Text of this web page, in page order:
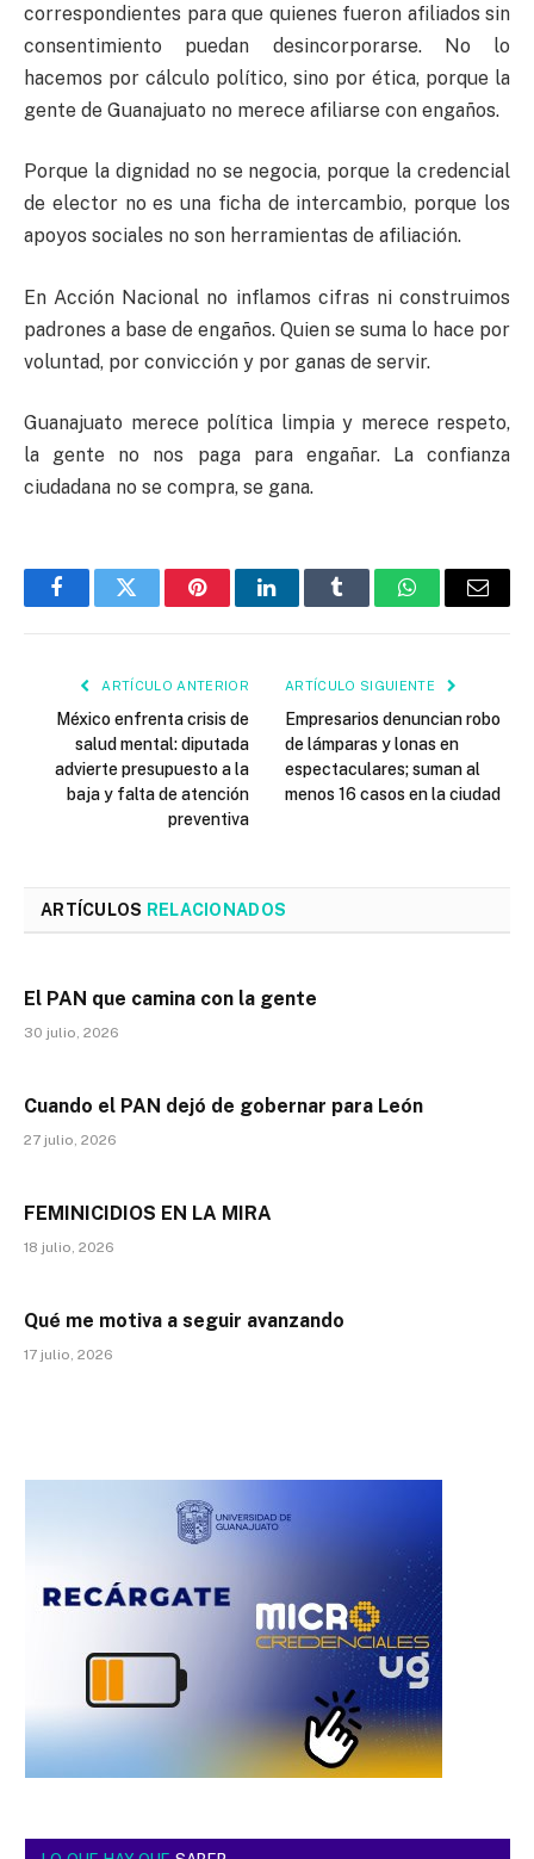
correspondientes para que quienes fueron afiliados sin
consentimiento puedan desincorporarse. No lo
hacemos por cálculo político, sino por ética, porque la
gente de Guanajuato no merece afiliarse con engaños.
Porque la dignidad no se negocia, porque la credencial
de elector no es una ficha de intercambio, porque los
apoyos sociales no son herramientas de afiliación.
En Acción Nacional no inflamos cifras ni construimos
padrones a base de engaños. Quien se suma lo hace por
voluntad, por convicción y por ganas de servir.
Guanajuato merece política limpia y merece respeto,
la gente no nos paga para engañar. La confianza
ciudadana no se compra, se gana.
FacebookTwitter PinterestLinkedInTumblr WhatsAppEmail
ARTÍCULO ANTERIOR
México enfrenta crisis de
salud mental: diputada
advierte presupuesto a la
baja y falta de atención
preventiva
ARTÍCULO SIGUIENTE
Empresarios denuncian robo
de lámparas y lonas en
espectaculares; suman al
menos 16 casos en la ciudad
ARTÍCULOS RELACIONADOS
El PAN que camina con la gente
30 julio, 2026
Cuando el PAN dejó de gobernar para León
27 julio, 2026
FEMINICIDIOS EN LA MIRA
18 julio, 2026
Qué me motiva a seguir avanzando
17 julio, 2026